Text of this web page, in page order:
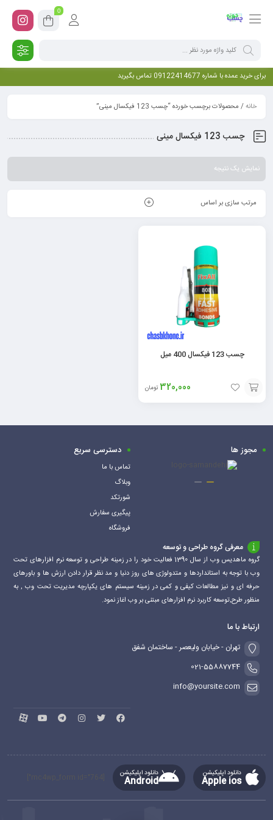
0
برای خرید عمده با شماره 09122414677 تماس بگیرید
خانه/ محصولات برچسب خورده “چسب 123 فیکسال مینی”
چسب 123 فیکسال مینی
نمایش یک نتیجه
مرتب سازی بر اساس
چسب 123 فیکسال 400 میل
320,000 تومان
افزودن
به
مجوز ها دسترسی سریع
تماس با ما
وبلاگ
شورتکد
پیگیری سفارش
فروشگاه
معرفی گروه طراحی و توسعه
گروه ماهدیس وب از سال 1390 فعالیت خود را در زمینه طراحی و توسعه نرم افزارهای تحت
وب با توجه به استانداردها و متدولوژی های روز دنیا و مد نظر قرار دادن ارزش ها و باورهای
حرفه ای و نیز مطالعات کیفی و کمی در زمینه سیستم های یکپارچه مدیریت تحت وب , به
منظور طرح,توسعه کاربرد نرم افزارهای مبتنی بر وب اغاز نمود.
ارتباط با ما
تهران - خیابان ولیعصر - ساختمان شفق
021-55887744
info@yoursite.com
دانلود اپلیکیشن
Apple ios
دانلود اپلیکیشن
Android